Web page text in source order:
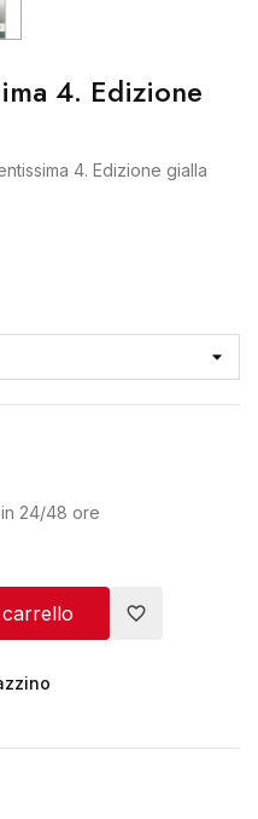
4. Edizione
4. Edizione gialla
24/48 ore
favorite_border